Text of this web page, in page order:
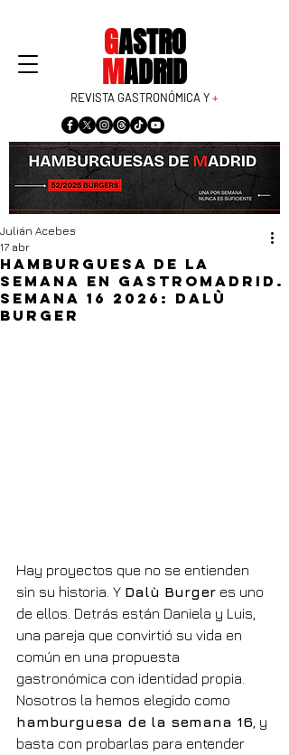
GASTRO
MADRID
REVISTA GASTRONÓMICA Y+
Hamburguesa de la
semana en GastroMadrid.
Semana 16 2026: Dalù
Burger
Julián Acebes
17 abr
Hay proyectos que no se entienden
sin su historia. Y Dalù Burger es uno
de ellos. Detrás están Daniela y Luis,
una pareja que convirtió su vida en
común en una propuesta
gastronómica con identidad propia.
Nosotros la hemos elegido como
hamburguesa de la semana 16 , y
basta con probarlas para entender